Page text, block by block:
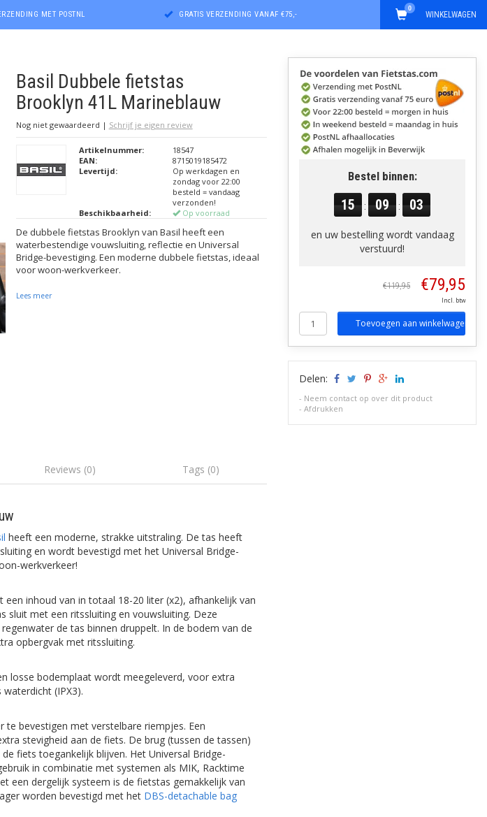
MET POSTNL GRATIS VERZENDING VANAF €75,- WINKELWAGEN
0
Basil Dubbele fietstas
Brooklyn 41L Marineblauw
Nog niet gewaardeerd | Schrijf je eigen review
Artikelnummer:
18547
EAN:
8715019185472
Levertijd:
Op werkdagen en
zondag voor 22:00
besteld = vandaag
verzonden!
Beschikbaarheid:
Op voorraad
De dubbele fietstas Brooklyn van Basil heeft een
waterbestendige vouwsluiting, reflectie en Universal
Bridge-bevestiging. Een moderne dubbele fietstas, ideaal
voor woon-werkverkeer.
Lees meer
Reviews (0) Tags (0)
heeft een moderne, strakke uitstraling. De tas heeft
en wordt bevestigd met het Universal Bridge-
werkverkeer!
inhoud van in totaal 18-20 liter (x2), afhankelijk van
sluit met een ritssluiting en vouwsluiting. Deze
de tas binnen druppelt. In de bodem van de
opbergvak met ritssluiting.
losse bodemplaat wordt meegeleverd, voor extra
(IPX3).
te bevestigen met verstelbare riempjes. Een
stevigheid aan de fiets. De brug (tussen de tassen)
fiets toegankelijk blijven. Het Universal Bridge-
in combinatie met systemen als MIK, Racktime
een dergelijk systeem is de fietstas gemakkelijk van
worden bevestigd met het DBS-detachable bag
Bestel binnen:
15 : 09 : 02
en uw bestelling wordt vandaag
verstuurd!
€119,95 €79,95
Incl. btw
Toevoegen aan winkelwagen
Delen:
- Neem contact op over dit product
-Afdrukken